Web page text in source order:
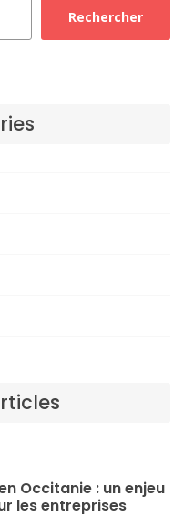
Rechercher
Occitanie : un enjeu
les entreprises